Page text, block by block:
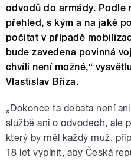
odvodů do armády. Podle
přehled, s kým a na jaké
počítat v případě
bude zavedena povinná
chvíli není možné,“
Vlastislav Bříza.
„Dokonce ta debata není
službě ani o odvodech, ale
který by měl každý muž,
18 let vyplnit, aby Česká